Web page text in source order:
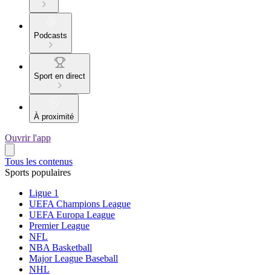
Podcasts
Sport en direct
À proximité
Ouvrir l'app
Tous les contenus
Sports populaires
Ligue 1
UEFA Champions League
UEFA Europa League
Premier League
NFL
NBA Basketball
Major League Baseball
NHL